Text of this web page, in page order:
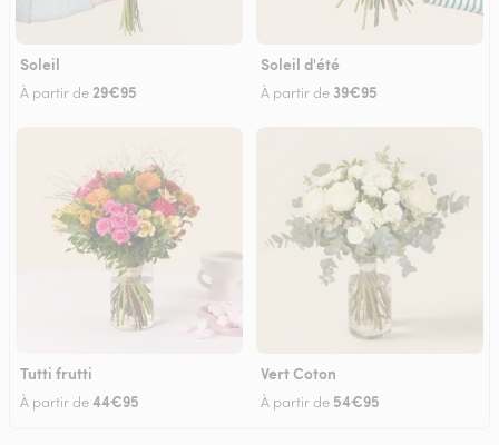
Soleil
À partir de 29€95
Soleil d'été
À partir de 39€95
Tutti frutti
À partir de44€95
Vert Coton
À partir de 54€95